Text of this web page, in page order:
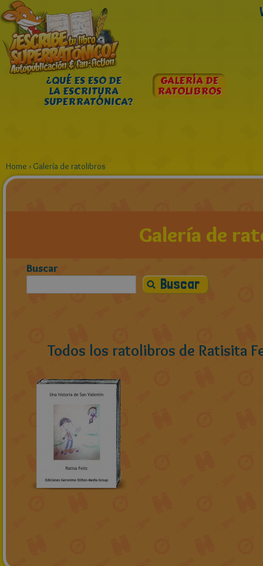
¿QUÉ ES ESO DE
LA ESCRITURA
SUPERRATÓNICA?
GALERÍA DE
RATOLIBROS
Home › Galería de ratolibros
Galería de
Buscar
Todos los ratolibros de Ratisita